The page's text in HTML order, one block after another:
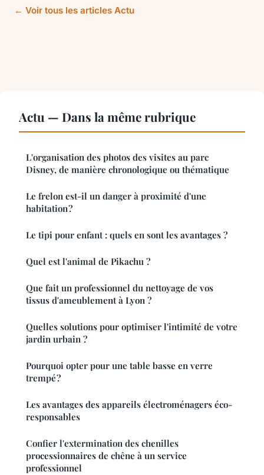
← Voir tous les articles Actu
Actu — Dans la même rubrique
L'organisation des photos des visites au parc
Disney, de manière chronologique ou thématique
Le frelon est-il un danger à proximité d'une
habitation ?
Le tipi pour enfant : quels en sont les avantages ?
Quel est l'animal de Pikachu ?
Que fait un professionnel du nettoyage de vos
tissus d'ameublement à Lyon ?
Quelles solutions pour optimiser l'intimité de votre
jardin urbain ?
Pourquoi opter pour une table basse en verre
trempé ?
Les avantages des appareils électroménagers éco-
responsables
Confier l'extermination des chenilles
processionnaires de chêne à un service
professionnel